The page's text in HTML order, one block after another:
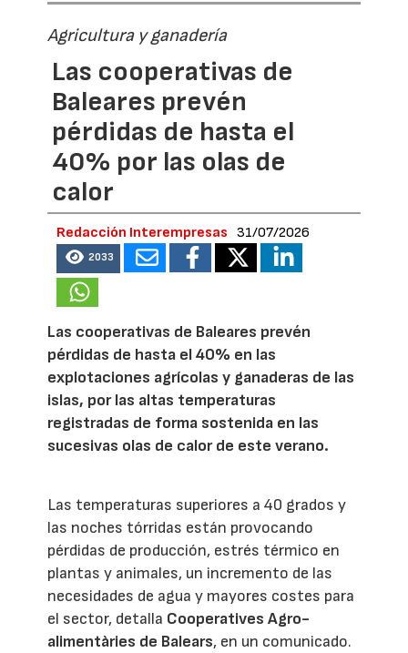
Agricultura y ganadería
Las cooperativas de
Baleares prevén
pérdidas de hasta el
40% por las olas de
calor
Redacción Interempresas 31/07/2026
2033
Las cooperativas de Baleares prevén
pérdidas de hasta el 40% en las
explotaciones agrícolas y ganaderas de las
islas, por las altas temperaturas
registradas de forma sostenida en las
sucesivas olas de calor de este verano.
Las temperaturas superiores a 40 grados y
las noches tórridas están provocando
pérdidas de producción, estrés térmico en
plantas y animales, un incremento de las
necesidades de agua y mayores costes para
el sector, detalla Cooperatives Agro-
alimentàries de Balears, en un comunicado.